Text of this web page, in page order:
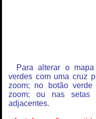
Para alterar o
verdes com uma cruz
zoom; no botão
zoom; ou nas setas
adjacentes.